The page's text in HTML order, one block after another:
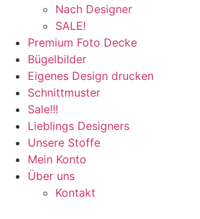
Nach Designer
SALE!
Premium Foto Decke
Bügelbilder
Eigenes Design drucken
Schnittmuster
Sale!!!
Lieblings Designers
Unsere Stoffe
Mein Konto
Über uns
Kontakt